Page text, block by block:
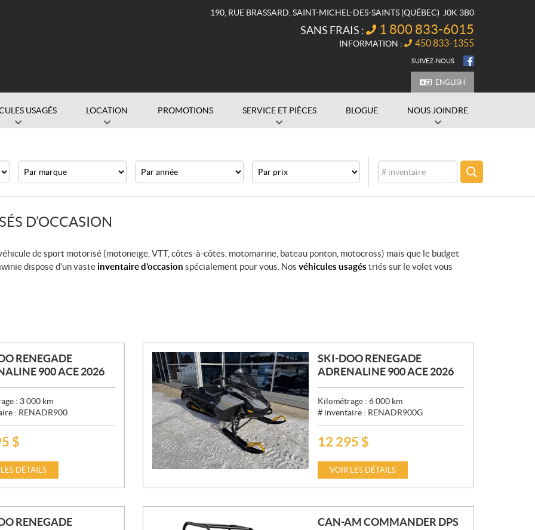
190, RUE BRASSARD SAINT-MICHEL-DES-SAINTS (QUÉBEC) J0K 3B0
SANS FRAIS : 1 800 833-6015
INFORMATION : 450 833-1355
SUIVEZ-NOUS
ENGLISH
USAGÉS LOCATION PROMOTIONS SERVICE ET PIÈCES BLOGUE NOUS JOINDRE
CHERCHER
D’OCCASION
de sport motorisé (motoneige, VTT, côtes-à-côtes, motomarine, bateau ponton, motocross) mais que le budget
dispose d’un vaste inventaire d’occasion spécialement pour vous. Nos véhicules usagés triés sur le volet vous
RENEGADE
900 ACE 2026
: 3 000 km
: RENADR900
$
DÉTAILS
SKI-DOO RENEGADE
ADRENALINE 900 ACE 2026
Kilométrage : 6 000 km
# inventaire : RENADR900G
P
X
:
12 295 $
VOIR LES DÉTAILS
RENEGADE
CAN-AM COMMANDER DPS